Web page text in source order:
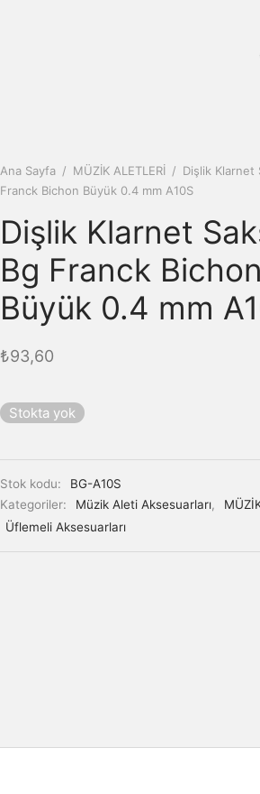
Ana Sayfa / MÜZİK ALETLERİ / Dişlik Klarnet
Franck Bichon Büyük 0.4 mm A10S
Dişlik Klarnet
Bg Franck Bichon
Büyük 0.4 mm
₺93,60
Stokta yok
Stok kodu:
BG-A10S
Kategoriler:
Müzik Aleti Aksesuarları,
Üflemeli Aksesuarları